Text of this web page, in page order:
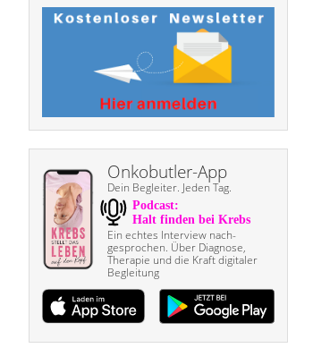
Onkobutler-App
Dein Begleiter. Jeden Tag.
Ein echtes Interview nach­
gesprochen. Über Diagnose,
Therapie und die Kraft digitaler
Begleitung